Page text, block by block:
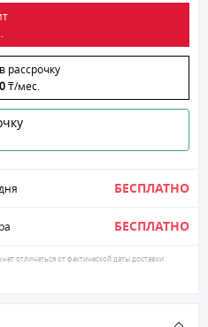
рассрочку
₸/мес.
БЕСПЛАТНО
БЕСПЛАТНО
отличаться от фактической даты доставки